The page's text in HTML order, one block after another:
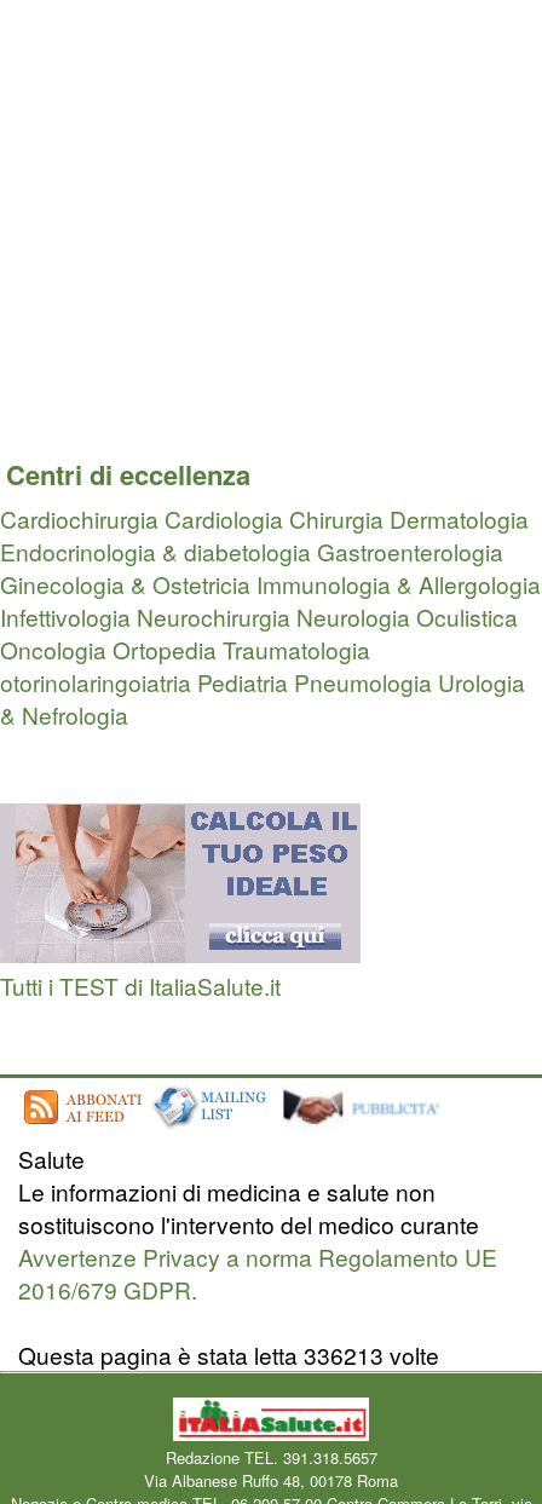
Centri di eccellenza
Cardiochirurgia Cardiologia Chirurgia Dermatologia
Endocrinologia & diabetologia Gastroenterologia
Ginecologia & Ostetricia Immunologia & Allergologia
Infettivologia Neurochirurgia NeurologiaOculistica
OncologiaOrtopedia Traumatologia
otorinolaringoiatria Pediatria Pneumologia Urologia
& Nefrologia
Tutti i TEST di ItaliaSalute.it
Salute
Le informazioni di medicina e salute non
sostituiscono l'intervento del medico curante
Avvertenze Privacy a norma Regolamento UE
2016/679 GDPR.
Questa pagina è stata letta 336213 volte
Redazione TEL. 391.318.5657
Via Albanese Ruffo 48, 00178 Roma